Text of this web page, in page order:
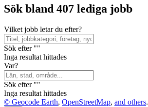
Sök bland 407 lediga jobb
Vilket jobb letar du efter?
Sök efter ""
Inga resultat hittades
Var?
Sök efter ""
Inga resultat hittades
© Geocode Earth, OpenStreetMap, and others.